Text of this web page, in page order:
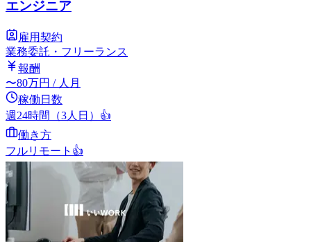
エンジニア
雇用契約
業務委託・フリーランス
報酬
〜80万円 / 人月
稼働日数
週24時間（3人日） 👍
働き方
フルリモート 👍